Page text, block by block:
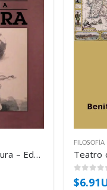
Libelo contra natura – Eduardo Solari
FILOSOFÍA
0out of
$